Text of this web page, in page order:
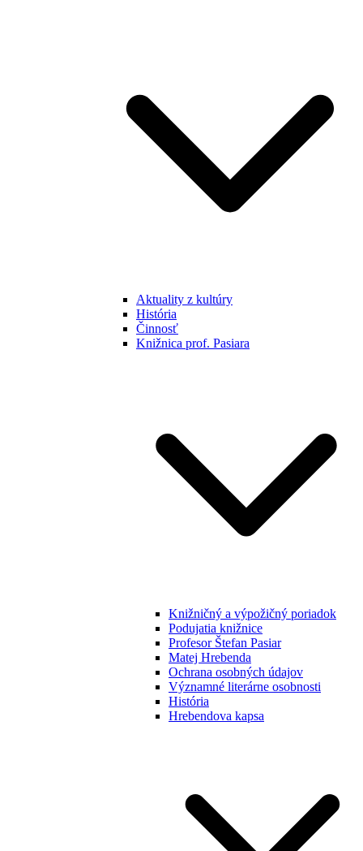
Aktuality z kultúry
História
Činnosť
Knižnica prof. Pasiara
Knižničný a výpožičný poriadok
Podujatia knižnice
Profesor Štefan Pasiar
Matej Hrebenda
Ochrana osobných údajov
Významné literárne osobnosti
História
Hrebendova kapsa